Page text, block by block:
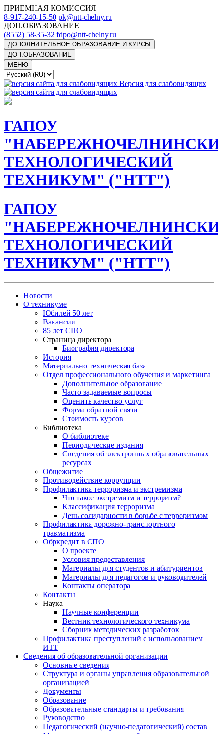
ПРИЕМНАЯ КОМИССИЯ
8-917-240-15-50 pk@ntt-chelny.ru
ДОП.ОБРАЗОВАНИЕ
(8552) 58-35-32 fdpo@ntt-chelny.ru
ДОПОЛНИТЕЛЬНОЕ ОБРАЗОВАНИЕ И КУРСЫ
ДОП.ОБРАЗОВАНИЕ
МЕНЮ
Версия для слабовидящих
ГАПОУ
ТЕХНОЛОГИЧЕСКИЙ
ТЕХНИКУМ" ("НТТ")
ГАПОУ
ТЕХНОЛОГИЧЕСКИЙ
ТЕХНИКУМ" ("НТТ")
Новости
О техникуме
Юбилей 50 лет
Вакансии
85 лет СПО
Страница директора
Биография директора
История
Материально-техническая база
Отдел профессионального обучения и маркетинга
Дополнительное образование
Часто задаваемые вопросы
Оценить качество услуг
Форма обратной связи
Стоимость курсов
Библиотека
О библиотеке
Периодические издания
Сведения об электронных образовательных
ресурсах
Общежитие
Противодействие коррупции
Профилактика терроризма и экстремизма
Что такое экстремизм и терроризм?
Классификация терроризма
День солидарности в борьбе с терроризмом
Профилактика дорожно-транспортного
травматизма
Обркредит в СПО
О проекте
Условия предоставления
Материалы для студентов и абитуриентов
Материалы для педагогов и руководителей
Контакты оператора
Контакты
Наука
Научные конференции
Вестник технологического техникума
Сборник методических разработок
Профилактика преступлений с использованием
ИТТ
Сведения об образовательной организации
Основные сведения
Структура и органы управления образовательной
организацией
Документы
Образование
Образовательные стандарты и требования
Руководство
Педагогический (научно-педагогический) состав